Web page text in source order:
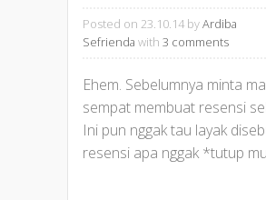
Posted on 23.10.14 byArdiba
Sefrienda with 3 comments
Ehem. Sebelumnya minta
sempat membuat resensi
Ini pun nggak tau layak
resensi apa nggak *tutup